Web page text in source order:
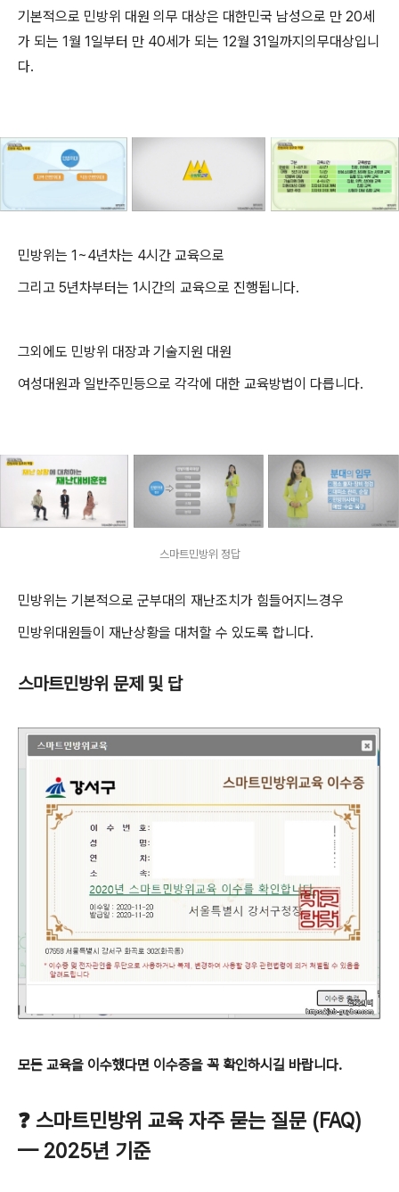
기본적으로 민방위 대원 의무 대상은 대한민국 남성으로 만 20세
가 되는 1월 1일부터 만 40세가 되는 12월 31일까지 의무대상입니
다.
민방위는 1~4년차는 4시간 교육으로
그리고 5년차부터는 1시간의 교육으로 진행됩니다.
그외에도 민방위 대장과 기술지원 대원
여성대원과 일반주민등으로 각각에 대한 교육방법이 다릅니다.
스마트민방위 정답
민방위는 기본적으로 군부대의 재난조치가 힘들어지느경우
민방위대원들이 재난상황을 대처할 수 있도록 합니다.
스마트민방위 문제 및 답
모든 교육을 이수했다면 이수증을 꼭 확인하시길 바랍니다.
❓ 스마트민방위 교육 자주 묻는 질문 (FAQ)
— 2025년 기준